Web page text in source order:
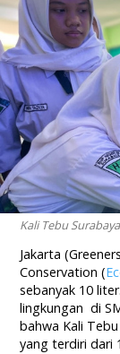
Kali Tebu
Jakarta
Conservation (
sebanyak 10
lingkungan di
bahwa Kali
yang terdiri dari